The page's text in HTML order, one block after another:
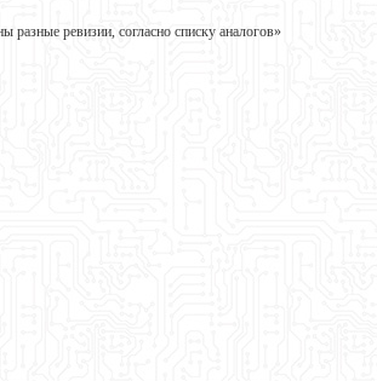
разные ревизии, согласно списку аналогов»